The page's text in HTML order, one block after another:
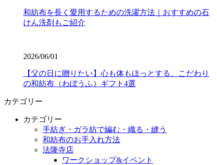
和紡布を長く愛用するための洗濯方法｜おすすめの石
けん洗剤もご紹介
2026/06/01
【父の日に贈りたい】心も体もほっとする、こだわり
の和紡布（わぼうふ）ギフト4選
カテゴリー
カテゴリー
手紡ぎ・ガラ紡で編む・織る・縫う
和紡布のお手入れ方法
法隆寺店
ワークショップ&イベント